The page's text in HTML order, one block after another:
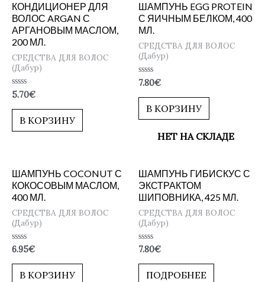
КОНДИЦИОНЕР ДЛЯ
ВОЛОС ARGAN С
АРГАНОВЫМ МАСЛОМ,
200 МЛ.
СРЕДСТВА ДЛЯ ВОЛОС
(Дабур)
Оценка
из
5.70€
В КОРЗИНУ
ШАМПУНЬ EGG PROTEIN
С ЯИЧНЫМ БЕЛКОМ, 400
МЛ.
СРЕДСТВА ДЛЯ ВОЛОС
(Дабур)
Оценка
из
7.80€
В КОРЗИНУ
ШАМПУНЬ COCONUT С
КОКОСОВЫМ МАСЛОМ,
400 МЛ.
СРЕДСТВА ДЛЯ ВОЛОС
(Дабур)
Оценка
из
6.95€
В КОРЗИНУ
НЕТ НА СКЛАДЕ
ШАМПУНЬ ГИБИСКУС С
ЭКСТРАКТОМ
ШИПОВНИКА, 425 МЛ.
СРЕДСТВА ДЛЯ ВОЛОС
(Дабур)
Оценка
из
7.80€
ПОДРОБНЕЕ